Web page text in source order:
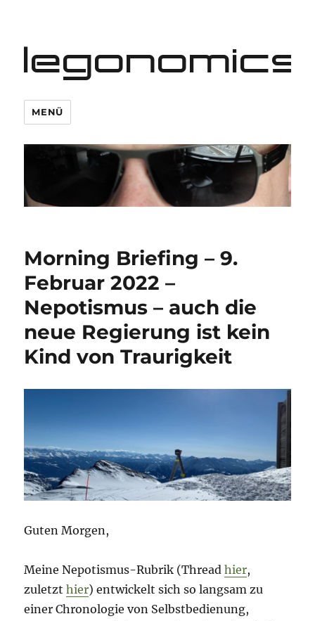
legonomics
MENÜ
Morning Briefing – 9.
Februar 2022 –
Nepotismus – auch die
neue Regierung ist kein
Kind von Traurigkeit
Guten Morgen,
Meine Nepotismus-Rubrik (Threadhier,
zuletzthier) entwickelt sich so langsam zu
einer Chronologie von Selbstbedienung,